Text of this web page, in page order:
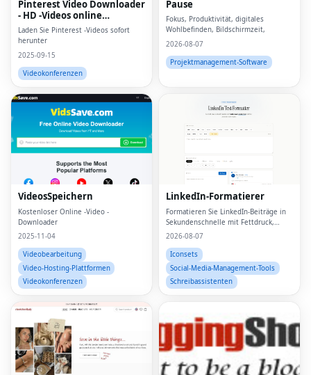
Pinterest Video Downloader
- HD -Videos online
herunterladen
Laden Sie Pinterest -Videos sofort
herunter
2025-09-15
Videokonferenzen
Pause
Fokus, Produktivität, digitales
Wohlbefinden, Bildschirmzeit,
2026-08-07
Projektmanagement-Software
VideosSpeichern
Kostenloser Online -Video -
Downloader
2025-11-04
Videobearbeitung
Video-Hosting-Plattformen
Videokonferenzen
LinkedIn-Formatierer
Formatieren Sie LinkedIn-Beiträge in
Sekundenschnelle mit Fettdruck,
Aufzählungszeichen und klarer
2026-08-07
Iconsets
Social-Media-Management-Tools
Schreibassistenten